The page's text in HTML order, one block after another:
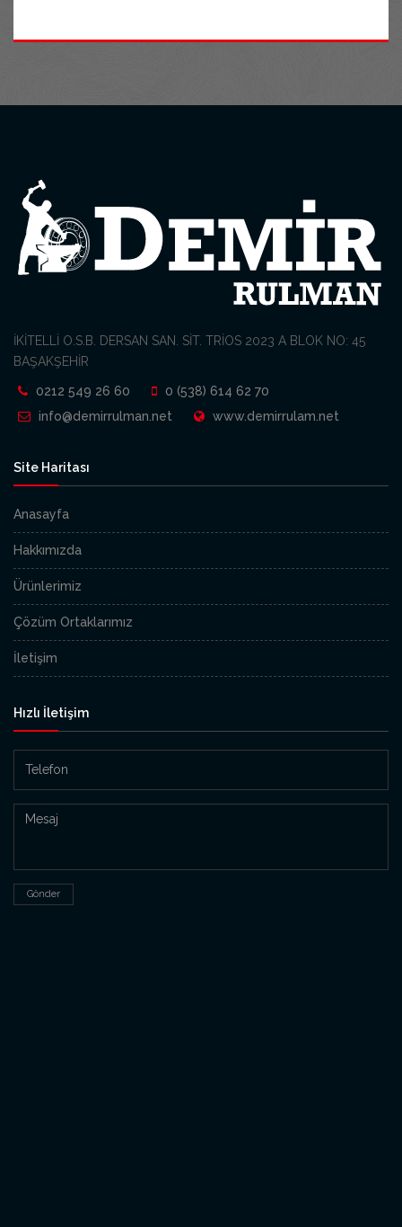
İKİTELLİ O.S.B. DERSAN SAN. SİT. TRİOS 2023 A BLOK NO: 45
BAŞAKŞEHİR
0212 549 26 60
0 (538) 614 62 70
info@demirrulman.net
www.demirrulam.net
Site Haritası
Anasayfa
Hakkımızda
Ürünlerimiz
Çözüm Ortaklarımız
İletişim
Hızlı İletişim
Gönder